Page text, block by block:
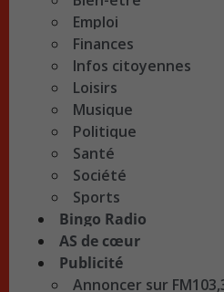
Emploi
Finances
Infos citoyennes
Loisirs
Musique
Politique
Santé
Société
Sports
Bingo Radio
AS de cœur
Publicité
Annoncer sur